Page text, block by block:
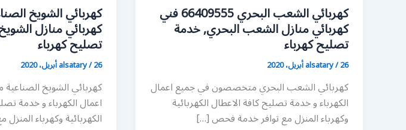
كهربائي الشعب البحري 66409555 فني
كهربائي منازل الشعب البحري, خدمة
تصليح كهرباء
alsatary/26 أبريل، 2020
كهربائي الشعب البحري متخصصون في جميع اعمال
الكهرباء و خدمة تصليح كافة الاعطال الكهربائية
وكهرباء المنزل مع توافر خدمة فحص […]
كهربائي منازل
تصليح كهرباء
alsatary/26 أبريل، 2020
كهربائي الشويخ
اعمال الكهرباء و خدمة
الكهربائية وكهرباء